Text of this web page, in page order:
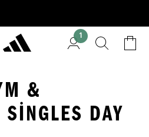
1
&
DAY